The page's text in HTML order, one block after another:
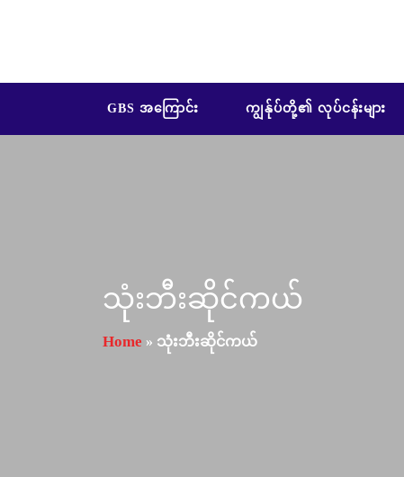
GBS အကြောင်း ကျွန်ုပ်တို့၏ လုပ်ငန်းများ
သုံးဘီးဆိုင်ကယ်
Home » သုံးဘီးဆိုင်ကယ်